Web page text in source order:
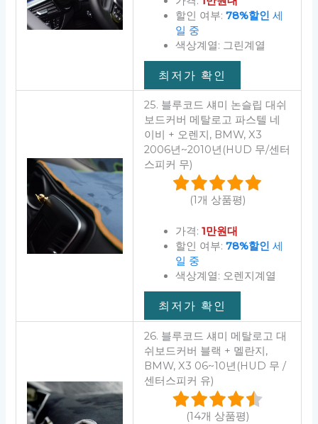
할인 여부: 78%할인 세
일 중
색상계열: 그린계열
최저가 확인
25. 블루코드 섀미 논슬립 대쉬
보드커버 메탈로고 파스텔 네
이비 + 오렌지, BMW, X3
2006년~2010년(HUD 무/센터
스피커 무)
(1개 상품평)
가격: 1만원대
할인 여부: 78%할인 세
일 중
색상계열: 오렌지계열
최저가 확인
26. 블루코드 섀미 메탈로고 대
쉬보드커버 블랙 + 멜란지,
BMW, X3 06~10년(HUD 무 /
센터스피커 유)
(14개 상품평)